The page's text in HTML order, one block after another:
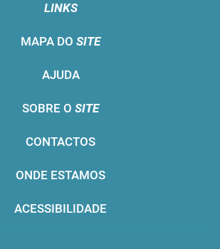
LINKS
MAPA DO SITE
AJUDA
SOBRE O SITE
CONTACTOS
ONDE ESTAMOS
ACESSIBILIDADE